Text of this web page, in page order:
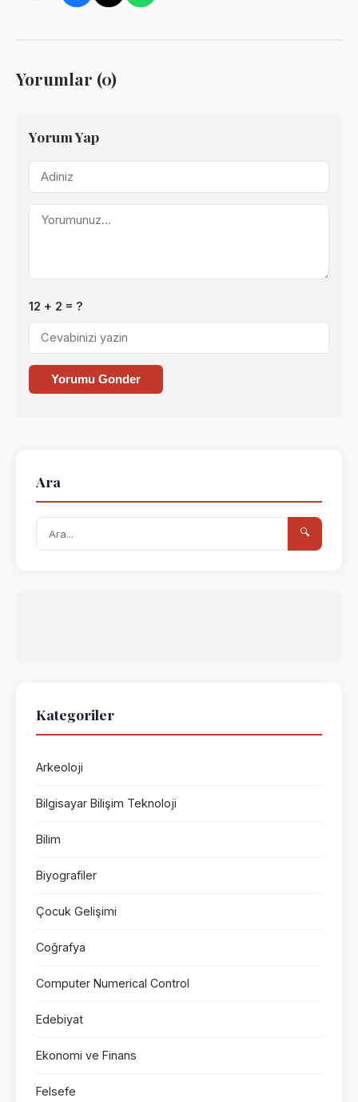
Yorumlar (0)
Yorum Yap
12 + 2 = ?
Yorumu Gonder
Ara
🔍
Kategoriler
Arkeoloji
Bilgisayar Bilişim Teknoloji
Bilim
Biyografiler
Çocuk Gelişimi
Coğrafya
Computer Numerical Control
Edebiyat
Ekonomi ve Finans
Felsefe